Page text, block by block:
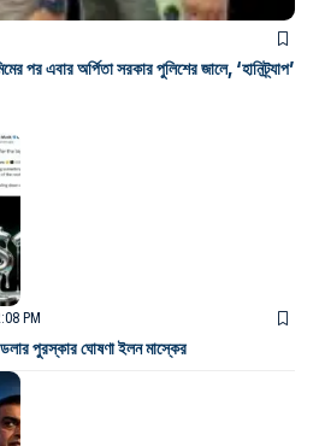
পর এবার অর্পিতা সরকার পুলিশের জালে, ‘হানিট্র্যাপ’
PM
পুরস্কার ঘোষণা ইলন মাস্কের